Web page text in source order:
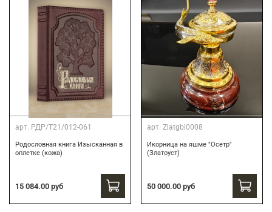
арт. РДР/Т21/012-061
Родословная книга Изысканная в
оплетке (кожа)
15 084.00 руб
арт. Zlatgbi0008
Икорница на яшме "Осетр"
(Златоуст)
50 000.00 руб